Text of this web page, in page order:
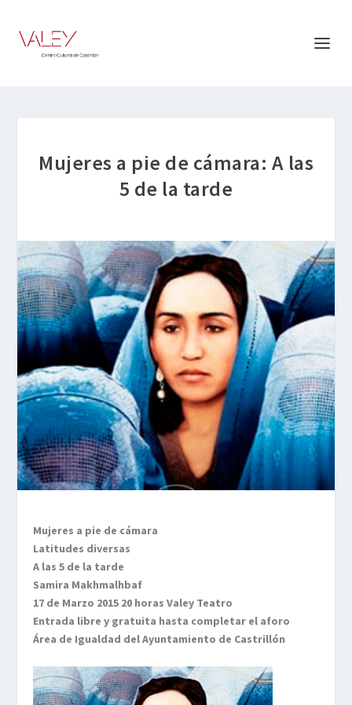
Mujeres a pie de cámara: A las
5 de la tarde
Mujeres a pie de cámara
Latitudes diversas
A las 5 de la tarde
Samira Makhmalhbaf
17 de Marzo 2015 20 horas Valey Teatro
Entrada libre y gratuita hasta completar el aforo
Área de Igualdad del Ayuntamiento de Castrillón